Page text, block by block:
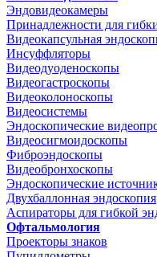
Эндовидеокамеры
Принадлежности для
Видеокапсульная
Инсуффляторы
Видеодуоденоскопы
Видеогастроскопы
Видеоколоноскопы
Видеосистемы
Эндоскопические
Видеосигмоидоскопы
Фиброэндоскопы
Видеобронхоскопы
Эндоскопические
Двухбаллонная эндоскопия
Аспираторы для гибкой
Офтальмология
Проекторы знаков